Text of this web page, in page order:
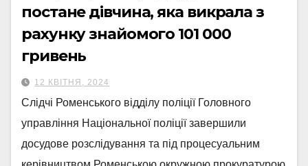
постане дівчина, яка викрала з
рахунку знайомого 101 000
гривень
12 КВІТНЯ, 2024
Слідчі Роменського відділу поліції Головного
управління Національної поліції завершили
досудове розслідування та під процесуальним